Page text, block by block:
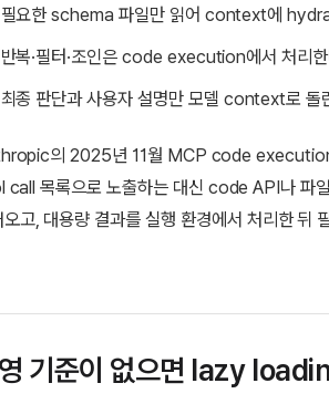
필요한 schema 파일만 읽어 context에
반복·필터·조인은 code execution에서 처리
최종 판단과 사용자 설명만 모델 context로 돌
의 2025년 11월 MCP code execution
목록으로 노출하는 대신 code API나 파
오고, 대용량 결과를 실행 환경에서 처리한 뒤
기준이 없으면 lazy